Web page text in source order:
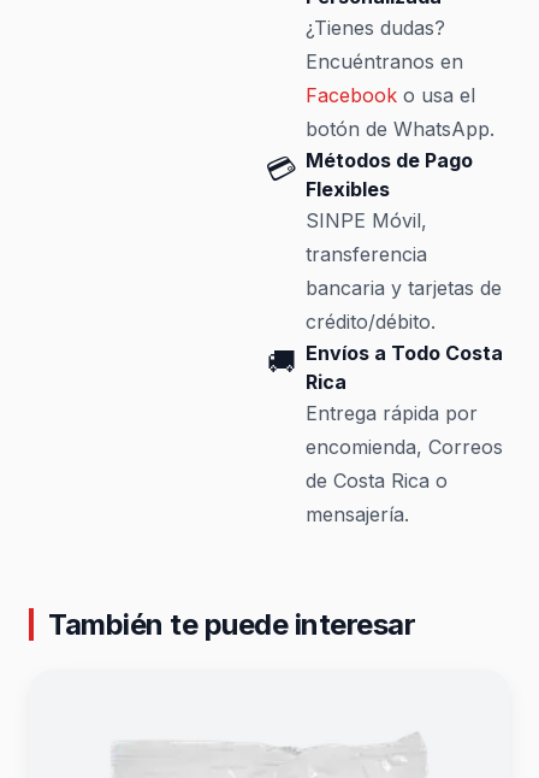
¿Tienes dudas?
Encuéntranos en
Facebooko usa el
botón de WhatsApp.
💳 Métodos de Pago
Flexibles
SINPE Móvil,
transferencia
bancaria y tarjetas de
crédito/débito.
🚚 Envíos a Todo Costa
Rica
Entrega rápida por
encomienda, Correos
de Costa Rica o
mensajería.
También te puede interesar